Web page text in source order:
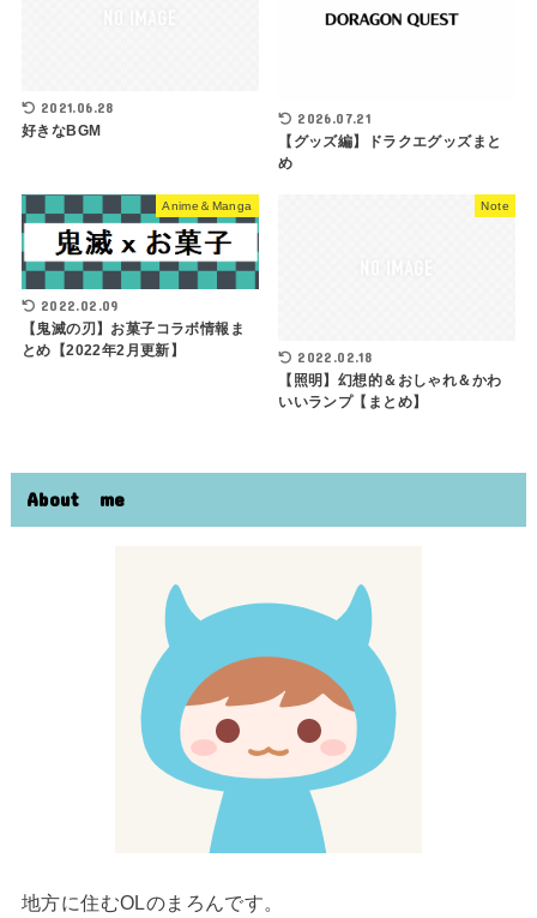
2021.06.28
好きなBGM
2026.07.21
【グッズ編】ドラクエグッズまと
め
Anime＆Manga
2022.02.09
【鬼滅の刃】お菓子コラボ情報ま
とめ【2022年2月更新】
Note
2022.02.18
【照明】幻想的＆おしゃれ＆かわ
いいランプ【まとめ】
About me
地方に住むOLのまろんです。